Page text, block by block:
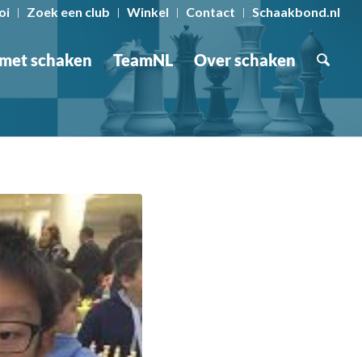
Zoek een club Winkel Contact Schaakbond.nl
schaken TeamNL Over schaken